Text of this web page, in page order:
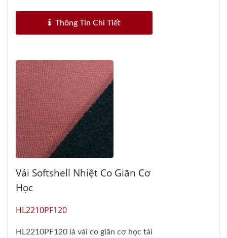
Thông Tin Chi Tiết
Vải Softshell Nhiệt Co Giãn Cơ
Học
HL2210PF120
HL2210PF120 là vải co giãn cơ học tái